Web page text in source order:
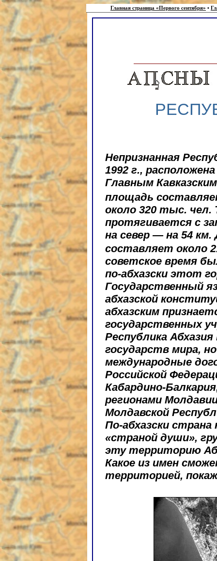
Главная страница «Первого сентября» •
Непризнанная
1992 г.,
Главным
площадь
около 320 тыс. чел.
протягивается с
на север — на 54 км.
составляет около
советское время
по-абхазски этот
Государственный
абхазской
абхазским
государственных
Республика
государств мира,
международные
Российской
Кабардино-
регионами
Молдавской
По-абхазски
«страной души»,
эту территорию
Какое из имен
территорией,